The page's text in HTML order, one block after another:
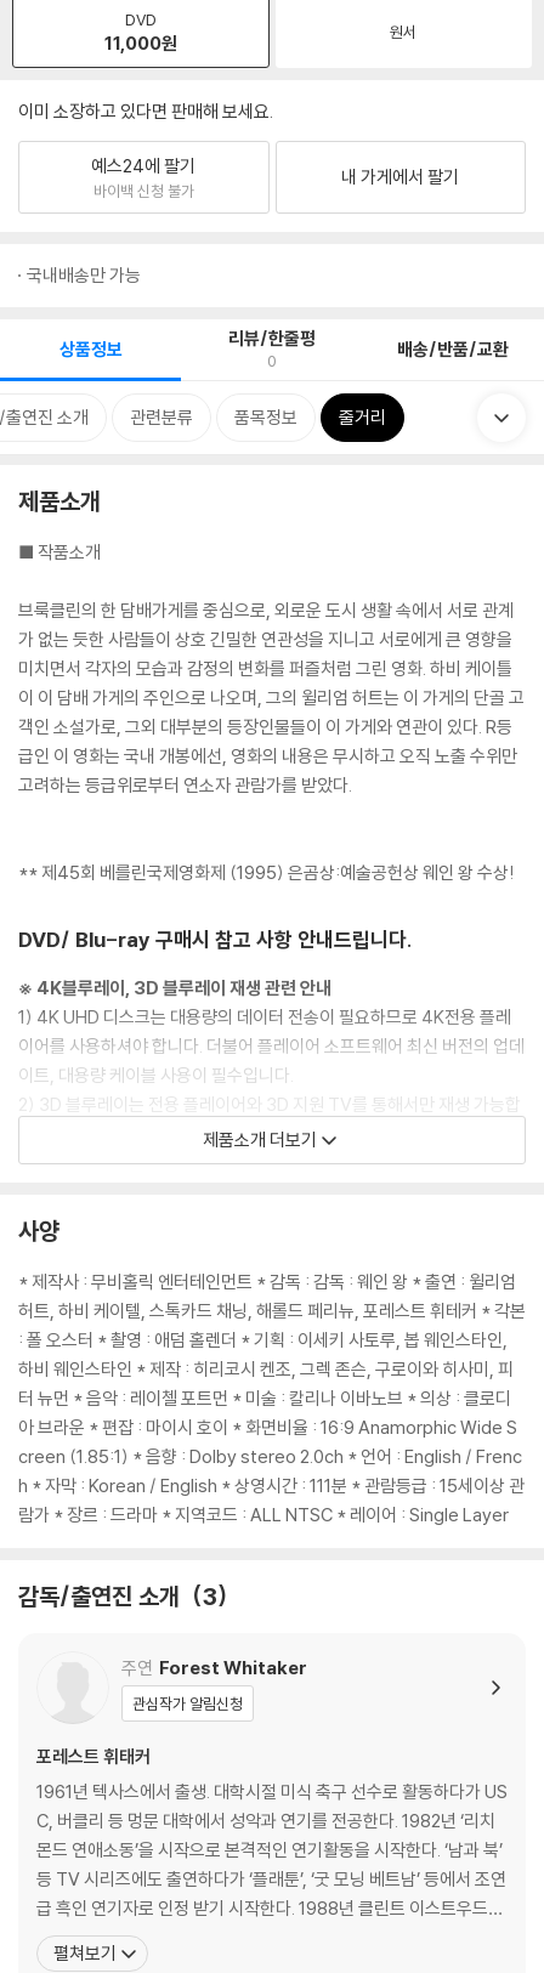
DVD
11,000원 원서
이미 소장하고 있다면 판매해 보세요.
예스24에 팔기
바이백 신청 불가
내 가게에서 팔기
국내배송만 가능
상품정보 리뷰/한줄평
0 배송/반품/교환
연진 소개 관련분류 품목정보 줄거리
제품소개
■ 작품소개
브룩클린의 한 담배가게를 중심으로, 외로운 도시 생활 속에서 서로 관계
가 없는 듯한 사람들이 상호 긴밀한 연관성을 지니고 서로에게 큰 영향을
미치면서 각자의 모습과 감정의 변화를 퍼즐처럼 그린 영화. 하비 케이틀
이 이 담배 가게의 주인으로 나오며, 그의 윌리엄 허트는 이 가게의 단골 고
객인 소설가로, 그외 대부분의 등장인물들이 이 가게와 연관이 있다. R등
급인 이 영화는 국내 개봉에선, 영화의 내용은 무시하고 오직 노출 수위만
고려하는 등급위로부터 연소자 관람가를 받았다.
** 제45회 베를린국제영화제 (1995) 은곰상:예술공헌상 웨인 왕 수상!
DVD/ Blu-ray 구매시 참고 사항 안내드립니다.
※ 4K블루레이, 3D 블루레이 재생 관련 안내
1) 4K UHD 디스크는 대용량의 데이터 전송이 필요하므로 4K전용 플레
이어를 사용하셔야 합니다. 더불어 플레이어 소프트웨어 최신 버전의 업데
이트, 대용량 케이블 사용이 필수입니다.
2) 3D 블루레이는 전용 플레이어와 3D 지원 TV를 통해서만 재생 가능합
1) 제작/배송 과정에서 경미한 아웃케이스 주름, 모서리 눌림 및 갈라짐이
발생할 수 있습니다. 반품을 원하실 경우 미개봉 상태로 문의 부탁드립니
다.
2) 스틸북 케이스 제작 과정에서 기포 혹은 경미한 인쇄 오류가 발생할 수
있습니다.
3) 렌티큘러 스틸북의 경우, 보호필름이 붙어 판매되기도 합니다. 보호필
름 손상에 의한 교환/반품은 불가합니다.
4) 본품 보호를 위해 노란색의 카톤 박스로 재포장한 경우, 카톤박스 손상
에 의한 교환/반품은 불가합니다.
5) 아웃케이스/구성품/포장 상태 불량에 의한 교환/반품 신청시 불량 확
인을 위해 개봉 시의 동영상을 요청할 수 있으며, 동영상이 없는 경우 교
※ 디스크 재생 불량
가하니 최신 소프트웨어로 업데이트된 DVD/BD 전용 기기에서 재생하실
것을 권유해 드립니다.
2) 정전기와 먼지로 인해 재생이 원활하지 않은 경우가 있습니다. 디스크
를 마른 천으로 닦으시거나, DVD 클리너 등 전용 제품을 이용하면 대부분
3) 일부 PC 연결형 ODD의 경우 호환 상의 문제로 정상적인 디스크도 재
생이 불가능한 경우가 있습니다. 독립형 전용 플레이어 사용을 권장드리
며, ODD 사용으로 인한 재생 불량의 경우 교환 시에도 동일한 오류가 발
생할 수 있음을 알려드립니다.
※ 디스크 외관 불량
제품소개 더보기
사양
* 제작사 : 무비홀릭 엔터테인먼트 * 감독 : 감독 : 웨인 왕 * 출연 : 윌리엄
허트, 하비 케이텔, 스톡카드 채닝, 해롤드 페리뉴, 포레스트 휘테커 * 각본
: 폴 오스터 * 촬영 : 애덤 홀렌더 * 기획 : 이세키 사토루, 봅 웨인스타인,
하비 웨인스타인 * 제작 : 히리코시 켄조, 그렉 존슨, 구로이와 히사미, 피
터 뉴먼 * 음악 : 레이첼 포트먼 * 미술 : 칼리나 이바노브 * 의상 : 클로디
아 브라운 * 편잡 : 마이시 호이 * 화면비율 : 16:9 Anamorphic Wide S
creen (1.85:1) * 음향 : Dolby stereo 2.0ch * 언어 : English / Frenc
h * 자막 : Korean / English * 상영시간 : 111분 * 관람등급 : 15세이상 관
람가 * 장르 : 드라마 * 지역코드 : ALL NTSC * 레이어 : Single Layer
감독/출연진 소개 3
주연 Forest Whitaker
관심작가 알림신청
포레스트 휘태커
1961년 텍사스에서 출생. 대학시절 미식 축구 선수로 활동하다가 US
C, 버클리 등 멍문 대학에서 성악과 연기를 전공한다. 1982년 ‘리치
몬드 연애소동’을 시작으로 본격적인 연기활동을 시작한다. ‘남과 북’
등 TV 시리즈에도 출연하다가 ‘플래툰’, ‘굿 모닝 베트남’ 등에서 조연
급 흑인 연기자로 인정 받기 시작한다. 1988년 클린트 이스트우드의
‘버드’에서 전설적인 뮤지션 찰리 파커 역으로 깐느 영화제 최우수 남
우주연상을 수상하며 할리우드의 정상급 연기자로 성공한다. 이후
펼쳐보기